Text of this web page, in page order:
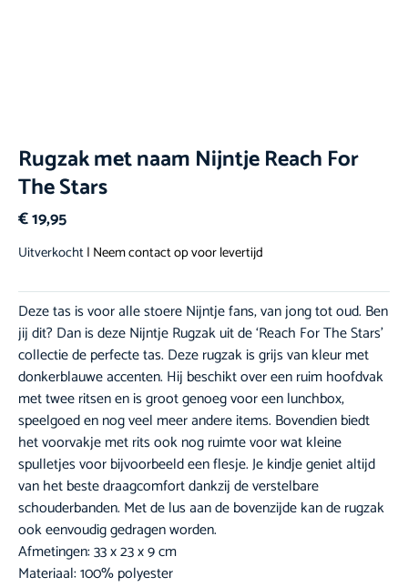
Rugzak met naam Nijntje Reach For
The Stars
€19,95
Uitverkocht| Neem contact op voor levertijd
Deze tas is voor alle stoere Nijntje fans, van jong tot oud. Ben
jij dit? Dan is deze Nijntje Rugzak uit de ‘Reach For The Stars’
collectie de perfecte tas. Deze rugzak is grijs van kleur met
donkerblauwe accenten. Hij beschikt over een ruim hoofdvak
met twee ritsen en is groot genoeg voor een lunchbox,
speelgoed en nog veel meer andere items. Bovendien biedt
het voorvakje met rits ook nog ruimte voor wat kleine
spulletjes voor bijvoorbeeld een flesje. Je kindje geniet altijd
van het beste draagcomfort dankzij de verstelbare
schouderbanden. Met de lus aan de bovenzijde kan de rugzak
ook eenvoudig gedragen worden.
Afmetingen: 33 x 23 x 9 cm
Materiaal: 100% polyester